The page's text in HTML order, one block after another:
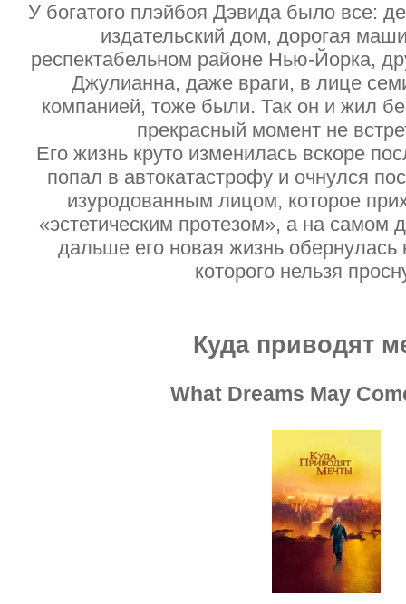
У богатого плэйбоя Дэвида было все:
издательский дом, дорогая
респектабельном районе Нью-Йорка,
Джулианна, даже враги, в лице
компанией, тоже были. Так он и жил
прекрасный момент не
Его жизнь круто изменилась вскоре
попал в автокатастрофу и очнулся
изуродованным лицом, которое
«эстетическим протезом», а на самом
дальше его новая жизнь
которого нельзя
Куда приводят
What Dreams May